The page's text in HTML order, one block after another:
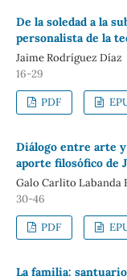
De la soledad a la
personalista de la
Jaime Rodríguez Díaz
16-29
PDF
Diálogo entre arte
aporte filosófico de
Galo Carlito Labanda
30-46
PDF
La familia: